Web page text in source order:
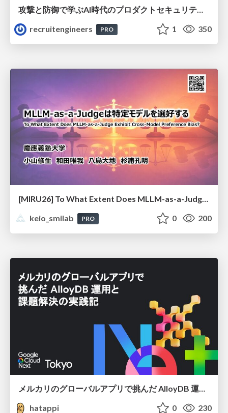
攻撃と防御で学ぶAI時代のプロダクトセキュリティ演習
recruitengineers
PRO 1 350
[MIRU26] To What Extent Does MLLM-as-a-Judge Exhibit Cross-Model Preference Bias?
keio_smilab
PRO 0 200
hatappi
0 230